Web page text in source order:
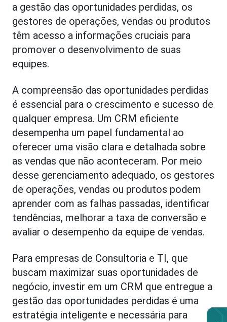
a gestão das oportunidades perdidas, os
gestores de operações, vendas ou produtos
têm acesso a informações cruciais para
promover o desenvolvimento de suas
equipes.
A compreensão das oportunidades perdidas
é essencial para o crescimento e sucesso de
qualquer empresa. Um CRM eficiente
desempenha um papel fundamental ao
oferecer uma visão clara e detalhada sobre
as vendas que não aconteceram. Por meio
desse gerenciamento adequado, os gestores
de operações, vendas ou produtos podem
aprender com as falhas passadas, identificar
tendências, melhorar a taxa de conversão e
avaliar o desempenho da equipe de vendas.
Para empresas de Consultoria e TI, que
buscam maximizar suas oportunidades de
negócio, investir em um CRM que entregue a
gestão das oportunidades perdidas é uma
estratégia inteligente e necessária para